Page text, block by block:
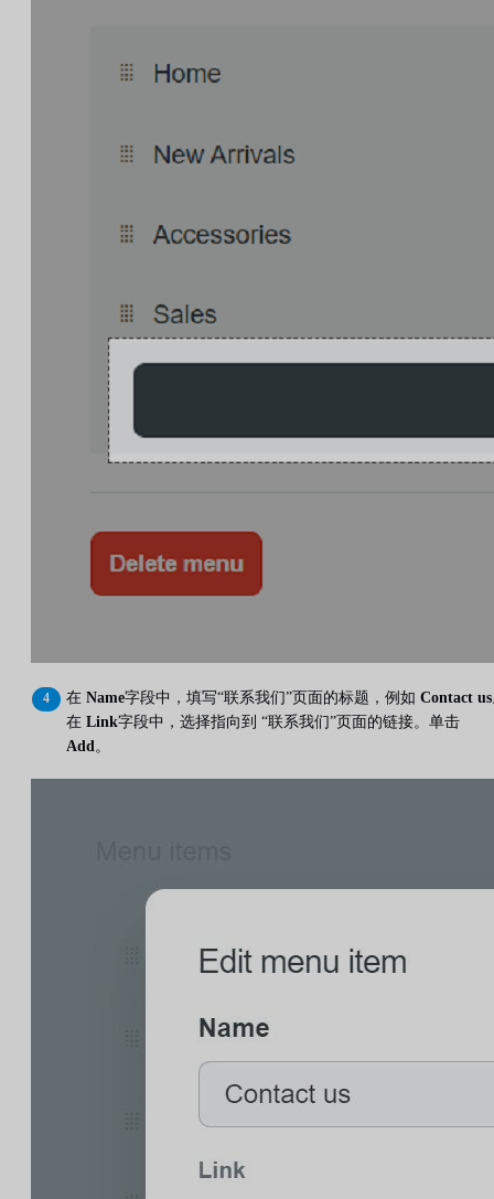
在 Name字段中，填写“联系我们”页面的标题，例如 Contact us
在 Link字段中，选择指向到 “联系我们”页面的链接。单击
Add。